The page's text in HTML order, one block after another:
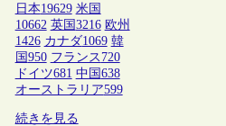
日本19629 米国
10662 英国3216 欧州
1426 カナダ1069 韓
国950 フランス 720
ドイツ681 中国638
オーストラリア599
続きを見る